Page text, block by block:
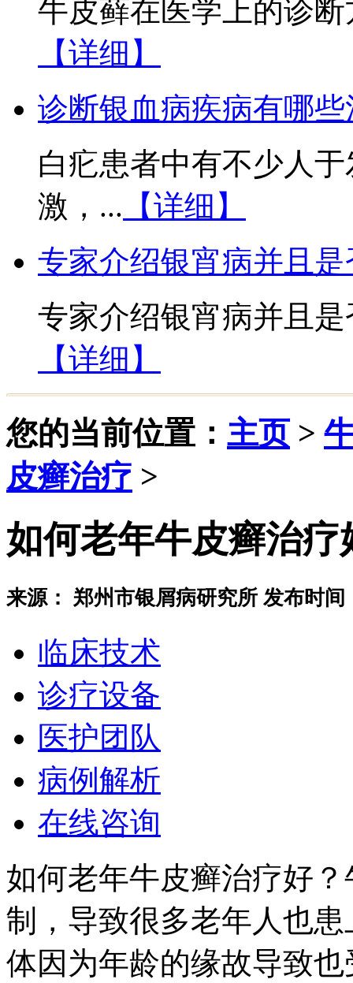
牛皮藓在医学上的诊
【详细】
诊断银血病疾病有哪
白疕患者中有不少人
激，... 【详细】
专家介绍银宵病并且
专家介绍银宵病并且
【详细】
您的当前位置： 主页>
皮癣治疗 >
如何老年牛皮癣治疗
来源： 郑州市银屑病研究所 发布时间
临床技术
诊疗设备
医护团队
病例解析
在线咨询
如何老年牛皮癣治疗好
制，导致很多老年人也
体因为年龄的缘故导致